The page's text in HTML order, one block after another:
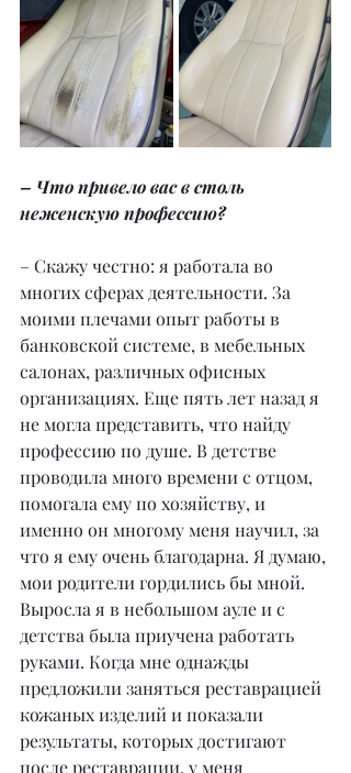
– Что привело вас в столь
неженскую профессию?
– Скажу честно: я работала во
многих сферах деятельности. За
моими плечами опыт работы в
банковской системе, в мебельных
салонах, различных офисных
организациях. Еще пять лет назад я
не могла представить, что найду
профессию по душе. В детстве
проводила много времени с отцом,
помогала ему по хозяйству, и
именно он многому меня научил, за
что я ему очень благодарна. Я думаю,
мои родители гордились бы мной.
Выросла я в небольшом ауле и с
детства была приучена работать
руками. Когда мне однажды
предложили заняться реставрацией
кожаных изделий и показали
результаты, которых достигают
после реставрации, у меня